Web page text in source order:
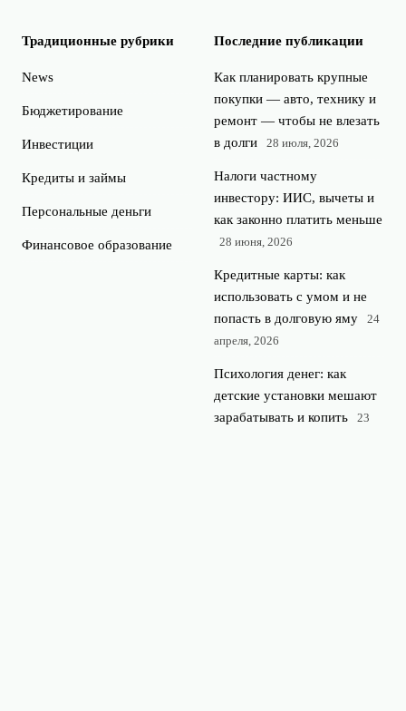
Традиционные рубрики
News
Бюджетирование
Инвестиции
Кредиты и займы
Персональные деньги
Финансовое образование
Последние публикации
Как планировать крупные
покупки — авто, технику и
ремонт — чтобы не влезать
в долги
28 июля, 2026
Налоги частному
инвестору: ИИС, вычеты и
как законно платить меньше
28 июня, 2026
Кредитные карты: как
использовать с умом и не
попасть в долговую яму
24
апреля, 2026
Психология денег: как
детские установки мешают
зарабатывать и копить
23